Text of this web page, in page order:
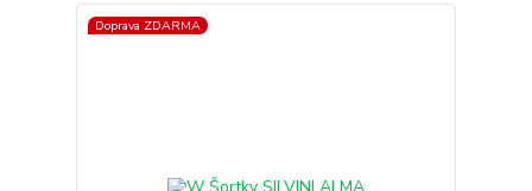
Doprava ZDARMA